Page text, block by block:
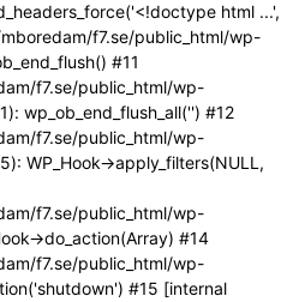
html ...',
f7.se/public_html/wp-
#11
f7.se/public_html/wp-
wp_ob_end_flush_all('') #12
f7.se/public_html/wp-
WP_Hook->apply_filters(NULL,
f7.se/public_html/wp-
>do_action(Array) #14
f7.se/public_html/wp-
#15 [internal